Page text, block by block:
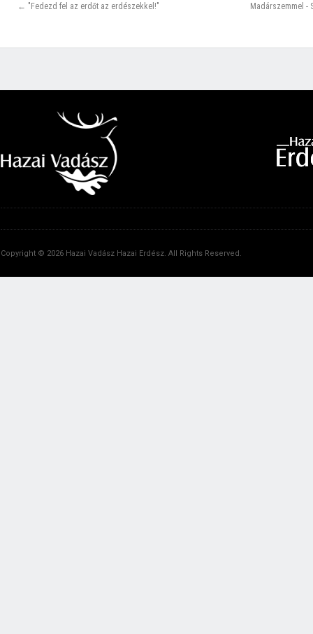
← "Fedezd fel az erdőt az erdészekkel!" Madárszemmel -
Copyright © 2026 Hazai Vadász Hazai Erdész. All Rights Reserved.